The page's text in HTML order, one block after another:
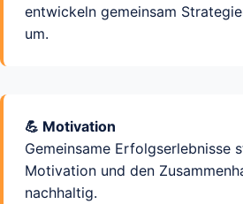
entwickeln gemeinsam
um.
💪 Motivation
Gemeinsame Erfolgserlebnisse
Motivation und den
nachhaltig.